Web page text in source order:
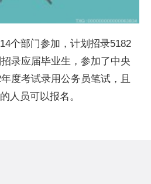
个部门参加，计划招录5182
录应届毕业生，参加了中央
度考试录用公务员笔试，且
人员可以报名。